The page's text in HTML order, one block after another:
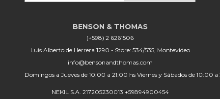
(+598) 2 6261506
Luis Alberto de Herrera 1290 - Store: 534/535, Montevideo
info@bensonandthomas.com
Domingos a Jueves de 10:00 a 21:00 hs Viernes y Sábados de 10:00
NEKIL S.A. 217205230013 +59894900454